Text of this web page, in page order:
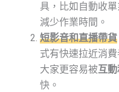
具，比如自動收
減少作業時間。
短影音和直播帶貨
式有快速拉近消
大家更容易被互
快。